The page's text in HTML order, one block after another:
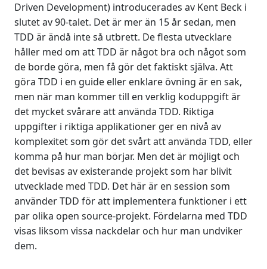
Driven Development) introducerades av Kent Beck i
slutet av 90-talet. Det är mer än 15 år sedan, men
TDD är ändå inte så utbrett. De flesta utvecklare
håller med om att TDD är något bra och något som
de borde göra, men få gör det faktiskt själva. Att
göra TDD i en guide eller enklare övning är en sak,
men när man kommer till en verklig koduppgift är
det mycket svårare att använda TDD. Riktiga
uppgifter i riktiga applikationer ger en nivå av
komplexitet som gör det svårt att använda TDD, eller
komma på hur man börjar. Men det är möjligt och
det bevisas av existerande projekt som har blivit
utvecklade med TDD. Det här är en session som
använder TDD för att implementera funktioner i ett
par olika open source-projekt. Fördelarna med TDD
visas liksom vissa nackdelar och hur man undviker
dem.